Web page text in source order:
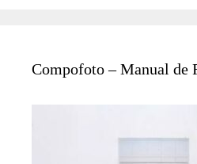
Compofoto – Manual de